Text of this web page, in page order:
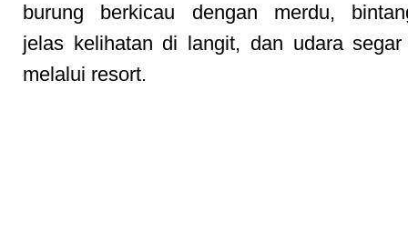
burung berkicau dengan merdu,
jelas kelihatan di langit, dan udara segar
melalui resort.